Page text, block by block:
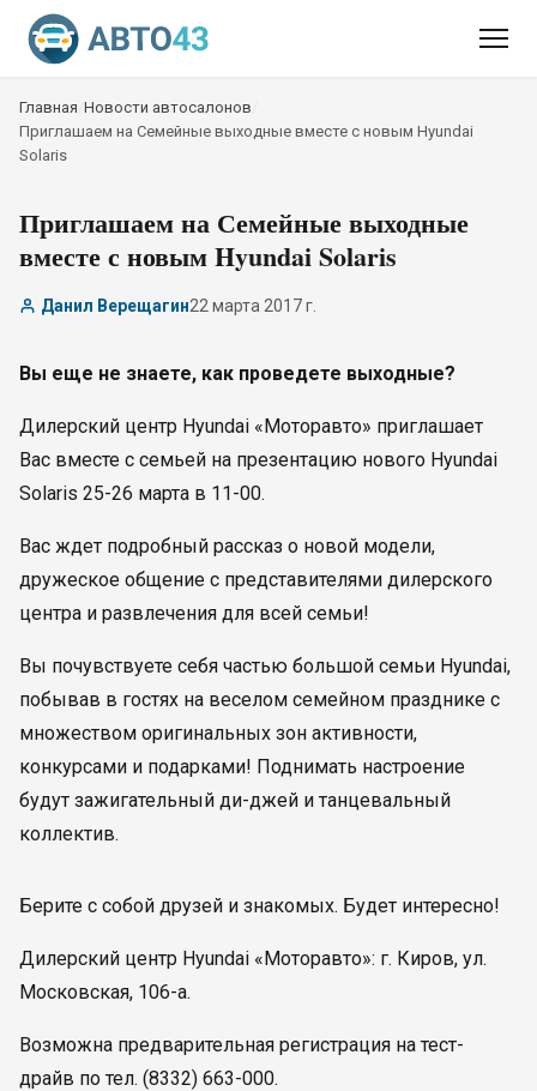
Главная Новости автосалонов
Приглашаем на Семейные выходные вместе с новым Hyundai
Solaris
Приглашаем на Семейные выходные
вместе с новым Hyundai Solaris
Данил Верещагин22 марта 2017 г.
Вы еще не знаете, как проведете выходные?
Дилерский центр Hyundai «Моторавто» приглашает
Вас вместе с семьей на презентацию нового Hyundai
Solaris 25-26 марта в 11-00.
Вас ждет подробный рассказ о новой модели,
дружеское общение с представителями дилерского
центра и развлечения для всей семьи!
Вы почувствуете себя частью большой семьи Hyundai,
побывав в гостях на веселом семейном празднике с
множеством оригинальных зон активности,
конкурсами и подарками! Поднимать настроение
будут зажигательный ди-джей и танцевальный
коллектив.
Берите с собой друзей и знакомых. Будет интересно!
Дилерский центр Hyundai «Моторавто»: г. Киров, ул.
Московская, 106-а.
Возможна предварительная регистрация на тест-
драйв по тел. (8332) 663-000.